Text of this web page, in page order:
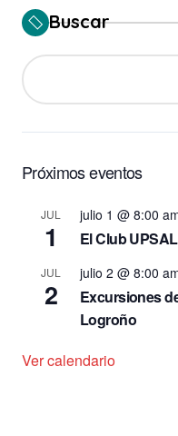
Buscar
Próximos eventos
JUL
1
julio 1 @ 8:00
El Club
JUL
2
julio 2 @ 8:00
Excursiones
Logroño
Ver calendario